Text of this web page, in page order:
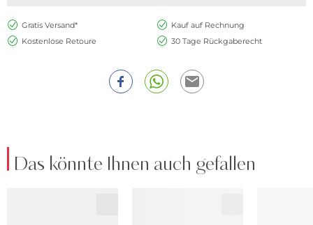
Gratis Versand*
Kauf auf Rechnung
Kostenlose Retoure
30 Tage Rückgaberecht
Das könnte Ihnen auch gefallen